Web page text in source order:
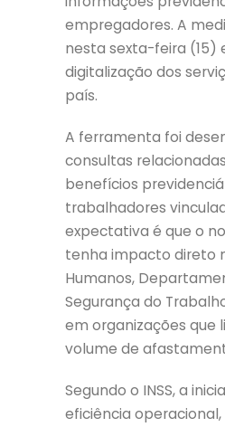
empregadores. A
nesta sexta-feira (15)
digitalização dos
país.
A ferramenta foi
consultas
benefícios
trabalhadores
expectativa é que o
tenha impacto direto
Humanos,
Segurança do
em organizações que
volume de
Segundo o INSS, a
eficiência